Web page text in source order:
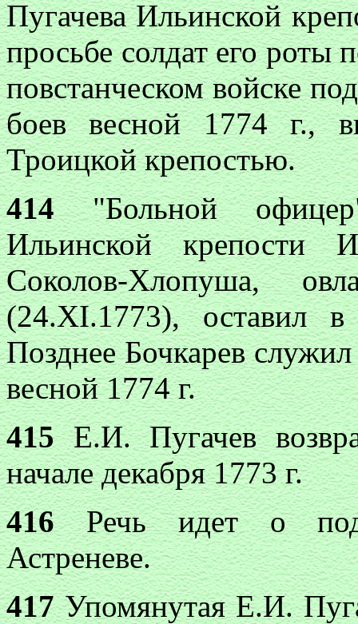
Пугачева Ильинской
просьбе солдат его
повстанческом войске
боев весной 1774 г.,
Троицкой крепостью.
414"Больной
Ильинской крепости
Соколов-Хлопуша,
(24.XI.1773), оставил в
Позднее Бочкарев
весной 1774 г.
415Е.И. Пугачев
начале декабря 1773 г.
416Речь идет о
Астреневе.
417Упомянутая Е.И.